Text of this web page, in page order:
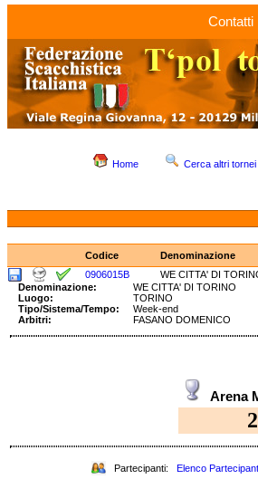
Contatti
Home Cerca altri tornei
Codice Denominazione
0906015B
WE CITTA' DI
Denominazione:
WE CITTA' DI TORINO
Luogo:
TORINO
Tipo/Sistema/Tempo:
Week-end
Arbitri:
FASANO DOMENICO
Arena
2
Partecipanti: Elenco